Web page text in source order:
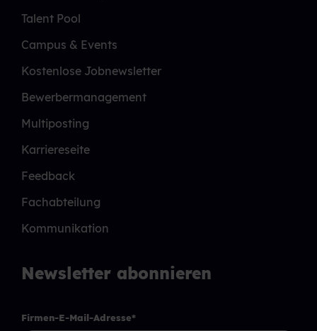
Talent Pool
Campus & Events
Kostenlose Jobnewsletter
Bewerbermanagement
Multiposting
Karriereseite
Feedback
Fachabteilung
Kommunikation
Newsletter abonnieren
Firmen-E-Mail-Adresse*